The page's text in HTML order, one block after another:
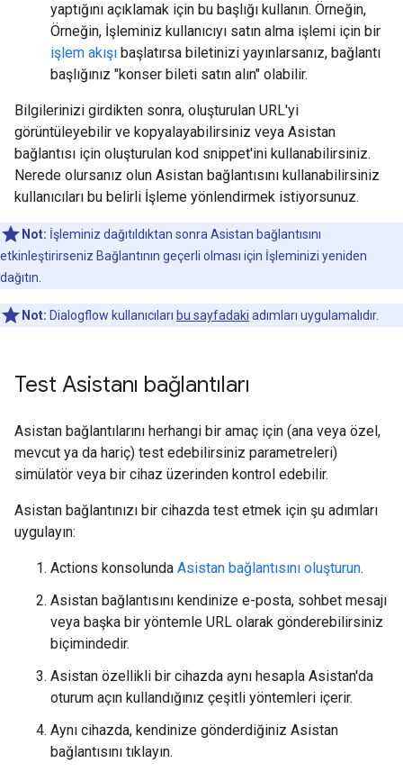
yaptığını açıklamak için bu başlığı kullanın. Örneğin,
Örneğin, İşleminiz kullanıcıyı satın alma işlemi için bir
işlem akışı başlatırsa biletinizi yayınlarsanız, bağlantı
başlığınız "konser bileti satın alın" olabilir.
Bilgilerinizi girdikten sonra, oluşturulan URL'yi
görüntüleyebilir ve kopyalayabilirsiniz veya Asistan
bağlantısı için oluşturulan kod snippet'ini kullanabilirsiniz.
Nerede olursanız olun Asistan bağlantısını kullanabilirsiniz
kullanıcıları bu belirli İşleme yönlendirmek istiyorsunuz.
Not: İşleminiz dağıtıldıktan sonra Asistan bağlantısını
etkinleştirirseniz Bağlantının geçerli olması için İşleminizi yeniden
dağıtın.
Not: Dialogflow kullanıcıları bu sayfadaki adımları uygulamalıdır.
Test Asistanı bağlantıları
Asistan bağlantılarını herhangi bir amaç için (ana veya özel,
mevcut ya da hariç) test edebilirsiniz parametreleri)
simülatör veya bir cihaz üzerinden kontrol edebilir.
Asistan bağlantınızı bir cihazda test etmek için şu adımları
uygulayın:
Actions konsolunda Asistan bağlantısını oluşturun.
Asistan bağlantısını kendinize e-posta, sohbet mesajı
veya başka bir yöntemle URL olarak gönderebilirsiniz
biçimindedir.
Asistan özellikli bir cihazda aynı hesapla Asistan'da
oturum açın kullandığınız çeşitli yöntemleri içerir.
Aynı cihazda, kendinize gönderdiğiniz Asistan
bağlantısını tıklayın.